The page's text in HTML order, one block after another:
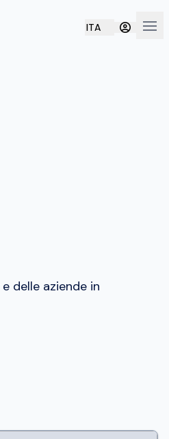
ITA
e delle aziende in